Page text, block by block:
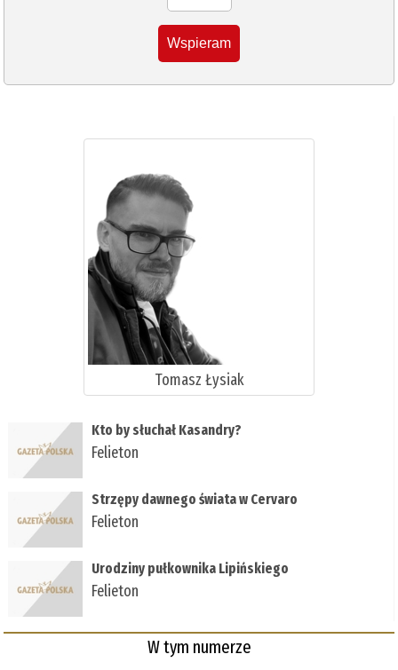
Wspieram
Tomasz Łysiak
Kto by słuchał Kasandry?
Felieton
Strzępy dawnego świata w Cervaro
Felieton
Urodziny pułkownika Lipińskiego
Felieton
W tym numerze